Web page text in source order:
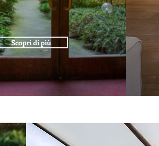
Scopri di più